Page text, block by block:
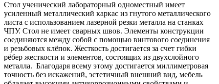
Стол ученический лабораторный одноместный имеет
усиленный металлический каркас из гнутого металлического
листа с использованием лазерной резки металла на станках
ЧПУ. Стол не имеет сварных швов. Элементы конструкции
соединяются между собой с помощью винтового соединения
и резьбовых клёпок. Жесткость достигается за счет гибки
рёбер жесткости и элементов, состоящих из двухслойного
металла. Благодаря всему этому достигается миллиметровая
точность без искажений, эстетичный внешний вид, мебель